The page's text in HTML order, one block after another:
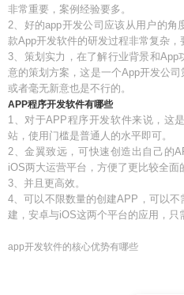
非常重要，案例经验要多。
2、好的app开发公司应该从用户的角
款App开发软件的研发过程非常复杂，
3、策划实力，在了解行业背景和App
意的策划方案，这是一个App开发公
或者毫无新意也是不行的。
APP程序开发软件有哪些
1、对于APP程序开发软件来说，这
站，使用门槛是普通人的水平即可。
2、金翼致远，可快速创造出自己的
iOS两大运营平台，方便了更比较全面
3、并且更高效。
4、可以不限数量的创建APP，可以
建，安卓与iOS这两个平台的应用，只
app开发软件的核心优势有哪些